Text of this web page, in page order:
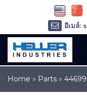
Home » Parts »
อีเมล์:
อีเมล์:
โทรศัพท์ :